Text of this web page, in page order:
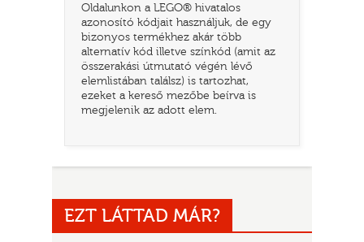
Oldalunkon a LEGO® hivatalos
azonosító kódjait használjuk, de egy
bizonyos termékhez akár több
alternatív kód illetve színkód (amit az
összerakási útmutató végén lévő
elemlistában találsz) is tartozhat,
ezeket a kereső mezőbe beírva is
megjelenik az adott elem.
EZT LÁTTAD MÁR?